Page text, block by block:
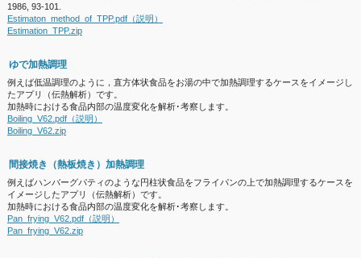
1986, 93-101.
Estimaton_method_of_TPP.pdf（説明）
Estimation_TPP.zip
ゆで加熱調理
例えば低温調理のように，直方体状食品をお湯の中で加熱調理するケースをイメージし
たアプリ（伝熱解析）です。
加熱時における食品内部の温度変化を解析･考察します。
Boiling_V62.pdf（説明）
Boiling_V62.zip
間接焼き（熱板焼き）加熱調理
例えばハンバーグパティのような円柱状食品をフライパンの上で加熱調理するケースを
イメージしたアプリ（伝熱解析）です。
加熱時における食品内部の温度変化を解析･考察します。
Pan_frying_V62.pdf（説明）
Pan_frying_V62.zip